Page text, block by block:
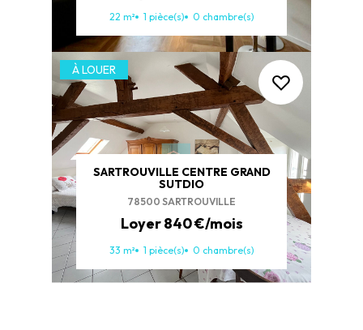
22 m² 1 pièce(s) 0 chambre(s)
SARTROUVILLE CENTRE GRAND
SUTDIO
78500 SARTROUVILLE
Loyer 840 €/mois
33 m² 1 pièce(s) 0 chambre(s)
À LOUER